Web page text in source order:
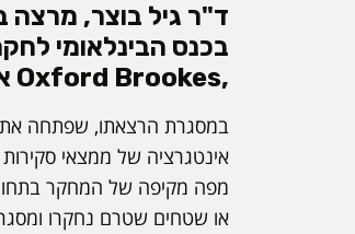
ד"ר גיל בוצר, מרצה
,Oxford Brookes אנגליה.
במסגרת הרצאתו, שפתחה את
אינטגרציה של ממצאי
מפה מקיפה של המחקר
או שטחים שטרם נחקרו